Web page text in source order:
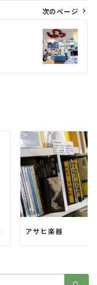
次のページ
アサヒ楽器